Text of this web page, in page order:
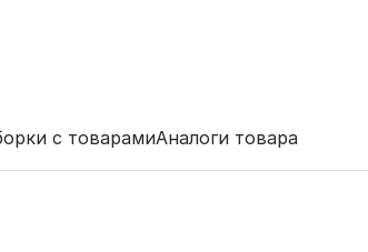
с товарамиАналоги товара